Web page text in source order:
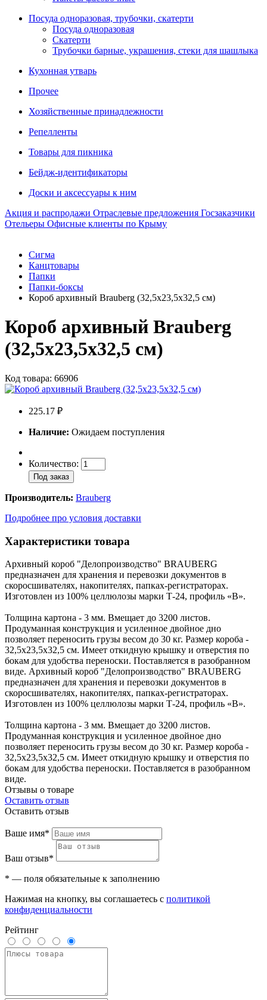
Посуда одноразовая, трубочки, скатерти
Посуда одноразовая
Скатерти
Трубочки барные, украшения, стеки для шашлыка
Кухонная утварь
Прочее
Хозяйственные принадлежности
Репелленты
Товары для пикника
Бейдж-идентификаторы
Доски и аксессуары к ним
Акция и распродажи Отраслевые предложения Госзаказчики
Отельеры Офисные клиенты по Крыму
Сигма
Канцтовары
Папки
Папки-боксы
Короб архивный Brauberg (32,5х23,5х32,5 см)
Короб архивный Brauberg
(32,5х23,5х32,5 см)
Код товара: 66906
225.17 ₽
Наличие: Ожидаем поступления
Количество:
Под заказ
Производитель: Brauberg
Подробнее про условия доставки
Характеристики товара
Архивный короб "Делопроизводство" BRAUBERG
предназначен для хранения и перевозки документов в
скоросшивателях, накопителях, папках-регистраторах.
Изготовлен из 100% целлюлозы марки Т-24, профиль «В».
Толщина картона - 3 мм. Вмещает до 3200 листов.
Продуманная конструкция и усиленное двойное дно
позволяет переносить грузы весом до 30 кг. Размер короба -
32,5x23,5x32,5 см. Имеет откидную крышку и отверстия по
бокам для удобства переноски. Поставляется в разобранном
виде. Архивный короб "Делопроизводство" BRAUBERG
предназначен для хранения и перевозки документов в
скоросшивателях, накопителях, папках-регистраторах.
Изготовлен из 100% целлюлозы марки Т-24, профиль «В».
Толщина картона - 3 мм. Вмещает до 3200 листов.
Продуманная конструкция и усиленное двойное дно
позволяет переносить грузы весом до 30 кг. Размер короба -
32,5x23,5x32,5 см. Имеет откидную крышку и отверстия по
бокам для удобства переноски. Поставляется в разобранном
виде.
Отзывы о товаре
Оставить отзыв
Оставить отзыв
Ваше имя*
Ваш отзыв*
* — поля обязательные к заполнению
Нажимая на кнопку, вы соглашаетесь с политикой
конфиденциальности
Рейтинг